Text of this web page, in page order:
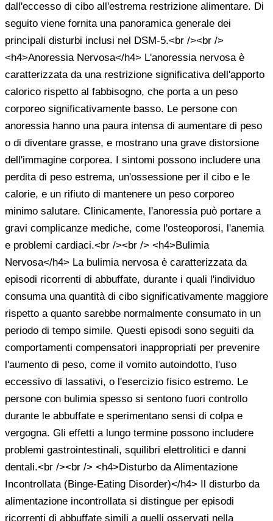
dall'eccesso di cibo all'estrema restrizione alimentare. Di
seguito viene fornita una panoramica generale dei
principali disturbi inclusi nel DSM-5.<br /><br />
<h4>Anoressia Nervosa</h4> L'anoressia nervosa è
caratterizzata da una restrizione significativa dell'apporto
calorico rispetto al fabbisogno, che porta a un peso
corporeo significativamente basso. Le persone con
anoressia hanno una paura intensa di aumentare di peso
o di diventare grasse, e mostrano una grave distorsione
dell'immagine corporea. I sintomi possono includere una
perdita di peso estrema, un'ossessione per il cibo e le
calorie, e un rifiuto di mantenere un peso corporeo
minimo salutare. Clinicamente, l'anoressia può portare a
gravi complicanze mediche, come l'osteoporosi, l'anemia
e problemi cardiaci.<br /><br /> <h4>Bulimia
Nervosa</h4> La bulimia nervosa è caratterizzata da
episodi ricorrenti di abbuffate, durante i quali l'individuo
consuma una quantità di cibo significativamente maggiore
rispetto a quanto sarebbe normalmente consumato in un
periodo di tempo simile. Questi episodi sono seguiti da
comportamenti compensatori inappropriati per prevenire
l'aumento di peso, come il vomito autoindotto, l'uso
eccessivo di lassativi, o l'esercizio fisico estremo. Le
persone con bulimia spesso si sentono fuori controllo
durante le abbuffate e sperimentano sensi di colpa e
vergogna. Gli effetti a lungo termine possono includere
problemi gastrointestinali, squilibri elettrolitici e danni
dentali.<br /><br /> <h4>Disturbo da Alimentazione
Incontrollata (Binge-Eating Disorder)</h4> Il disturbo da
alimentazione incontrollata si distingue per episodi
ricorrenti di abbuffate simili a quelli osservati nella